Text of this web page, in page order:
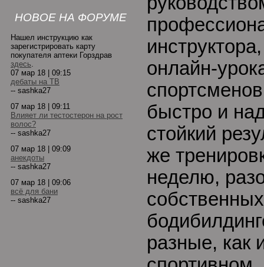
НОВОЕ НА ФОРУМЕ
Нашел инструкцию как
зарегистрировать карту
покупателя аптеки Горздрав
здесь.
07 мар 18 | 09:15
дебаты на ТВ
-- sashka27
07 мар 18 | 09:11
Влияет ли тестостерон на рост
волос?
-- sashka27
07 мар 18 | 09:09
анекдоты
-- sashka27
07 мар 18 | 09:06
всё для бани
-- sashka27
онлайн-
быстро и
стойкий
же
неделю,
разные, как